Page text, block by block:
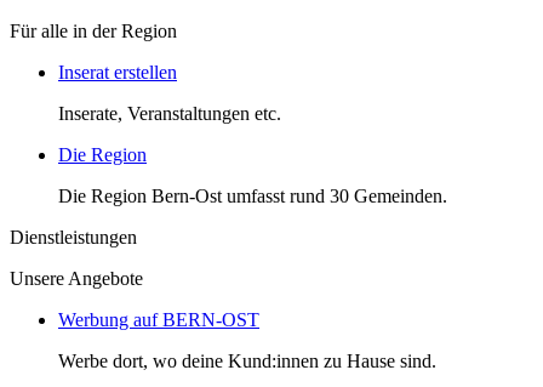
Für alle in der Region
Inserat erstellen
Inserate, Veranstaltungen etc.
Die Region
Die Region Bern-Ost umfasst rund 30 Gemeinden.
Dienstleistungen
Unsere Angebote
Werbung auf BERN-OST
Werbe dort, wo deine Kund:innen zu Hause sind.